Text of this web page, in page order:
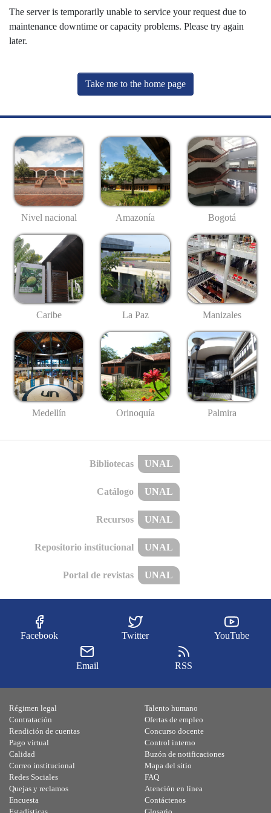
The server is temporarily unable to service your request due to
maintenance downtime or capacity problems. Please try again
later.
Take me to the home page
Nivel nacional Amazonía Bogotá
Caribe La Paz Manizales
Medellín Orinoquía Palmira
Bibliotecas UNAL
Catálogo UNAL
Recursos UNAL
Repositorio institucional UNAL
Portal de revistas UNAL
Facebook Twitter YouTube
Email RSS
Régimen legal
Contratación
Rendición de cuentas
Pago virtual
Calidad
Talento humano
Ofertas de empleo
Concurso docente
Control interno
Buzón de notificaciones
Correo institucional
Redes Sociales
Quejas y reclamos
Encuesta
Mapa del sitio
FAQ
Atención en línea
Contáctenos